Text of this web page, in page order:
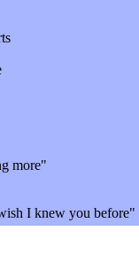
more"
I knew you before"